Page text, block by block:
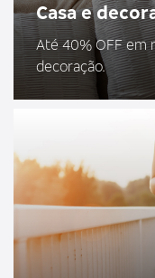
Casa e
Até 40% OFF em
decoração.